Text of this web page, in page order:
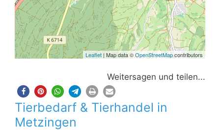
Leaflet | Map data ©OpenStreetMapcontributors
Weitersagen und teilen...
Tierbedarf & Tierhandel in
Metzingen